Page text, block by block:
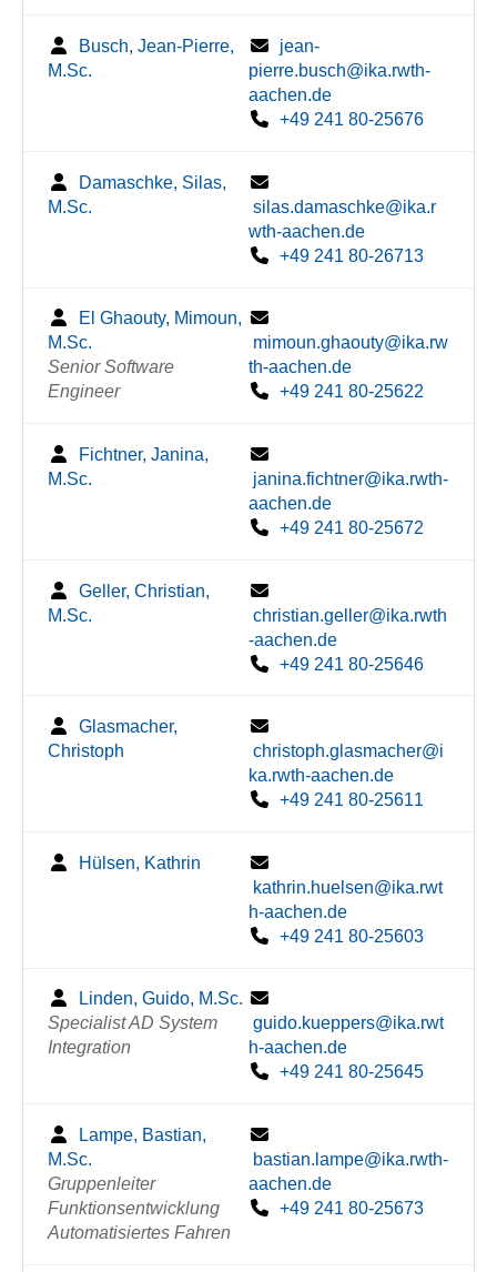
Busch, Jean-Pierre,
M.Sc.
jean-
pierre.busch@ika.rwth-
aachen.de
+49 241 80-25676
Damaschke, Silas,
M.Sc.
silas.damaschke@ika.r
wth-aachen.de
+49 241 80-26713
El Ghaouty, Mimoun,
M.Sc.
Senior Software
Engineer
mimoun.ghaouty@ika.rw
th-aachen.de
+49 241 80-25622
Fichtner, Janina,
M.Sc.
janina.fichtner@ika.rwth-
aachen.de
+49 241 80-25672
Geller, Christian,
M.Sc.
christian.geller@ika.rwth
-aachen.de
+49 241 80-25646
Glasmacher,
Christoph
christoph.glasmacher@i
ka.rwth-aachen.de
+49 241 80-25611
Hülsen, Kathrin
kathrin.huelsen@ika.rwt
h-aachen.de
+49 241 80-25603
Linden, Guido, M.Sc.
Specialist AD System
Integration
guido.kueppers@ika.rwt
h-aachen.de
+49 241 80-25645
Lampe, Bastian,
M.Sc.
Gruppenleiter
Funktionsentwicklung
Automatisiertes Fahren
bastian.lampe@ika.rwth-
aachen.de
+49 241 80-25673